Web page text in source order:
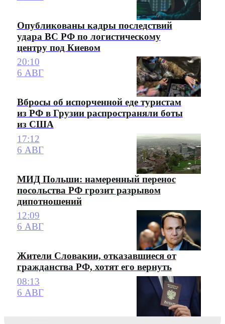
Опубликованы кадры последствий
удара ВС РФ по логистическому
центру под Киевом
20:10
6 АВГ
Вбросы об испорченной еде туристам
из РФ в Грузии распространяли боты
из США
17:12
6 АВГ
МИД Польши: намеренный перенос
посольства РФ грозит разрывом
дипотношений
12:09
6 АВГ
Жители Словакии, отказавшиеся от
гражданства РФ, хотят его вернуть
08:13
6 АВГ